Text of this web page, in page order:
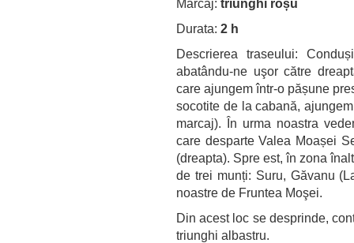
Marcaj: triunghi roșu
Durata: 2 h
Descrierea traseului:
abatându-ne uşor către
care ajungem într-o pășune
socotite de la cabană,
marcaj). În urma noastra
care desparte Valea Moașei
(dreapta). Spre est, în zona
de trei munți: Suru, Găvanu
noastre de Fruntea Moşei.
Din acest loc se desprinde,
triunghi albastru.